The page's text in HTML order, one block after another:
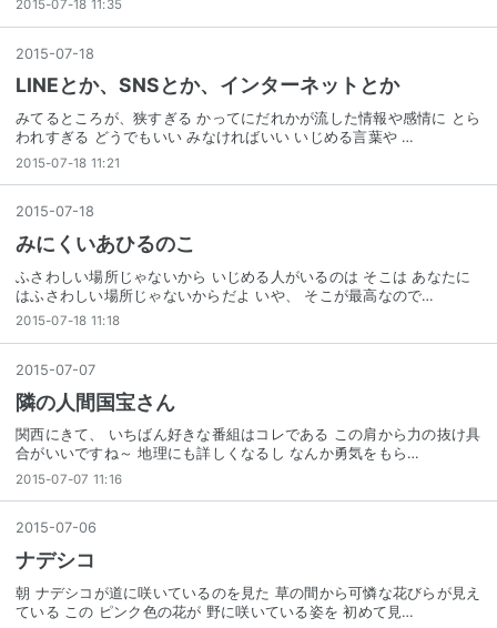
2015-07-18 11:35
2015-07-18
LINEとか、SNSとか、インターネットとか
みてるところが、狭すぎる かってにだれかが流した情報や感情に とら
われすぎる どうでもいい みなければいい いじめる言葉や …
2015-07-18 11:21
2015-07-18
みにくいあひるのこ
ふさわしい場所じゃないから いじめる人がいるのは そこは あなたに
はふさわしい場所じゃないからだよ いや、 そこが最高なので…
2015-07-18 11:18
2015-07-07
隣の人間国宝さん
関西にきて、 いちばん好きな番組はコレである この肩から力の抜け具
合がいいですね～ 地理にも詳しくなるし なんか勇気をもら…
2015-07-07 11:16
2015-07-06
ナデシコ
朝 ナデシコが道に咲いているのを見た 草の間から可憐な花びらが見え
ている この ピンク色の花が 野に咲いている姿を 初めて見…